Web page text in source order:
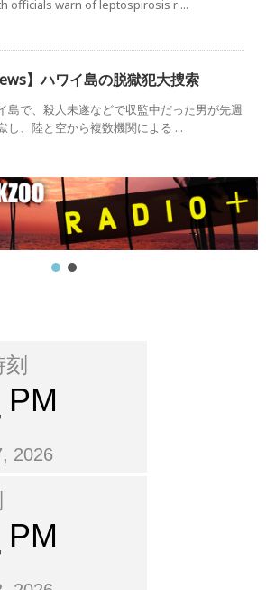
officials warn of leptospirosis r ...
】ハワイ島の脱獄犯大捜索
島で、殺人未遂などで収監中だった男が先週
し、陸と空から複数機関による ...
PM
2026
PM